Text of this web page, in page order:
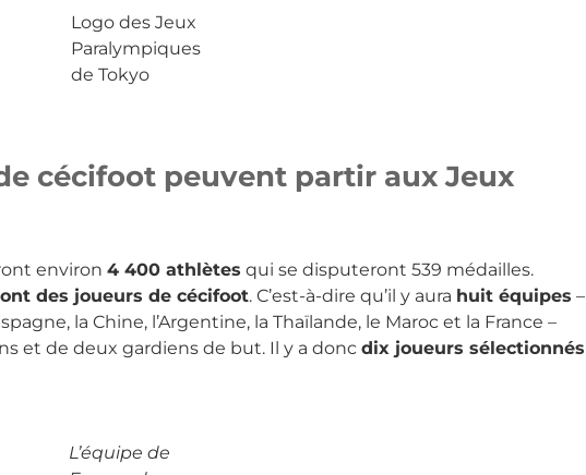
Logo des Jeux
Paralympiques
de Tokyo
cécifoot peuvent partir aux Jeux
environ 4 400 athlètes qui se disputeront 539 médailles.
des joueurs de cécifoot. C’est-à-dire qu’il y aura huit équipes –
la Chine, l’Argentine, la Thaïlande, le Maroc et la France –
et de deux gardiens de but. Il y a donc dix joueurs sélectionnés
L’équipe de